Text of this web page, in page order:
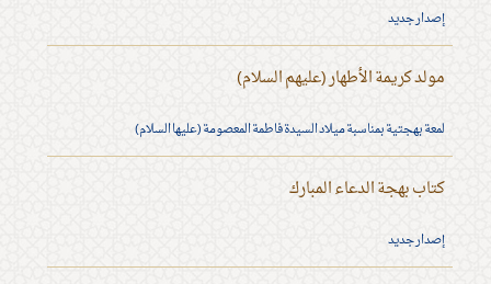
إصدار جديد
مولد كريمة الأطهار (عليهم السلام)
لمعة بهجتية بمناسبة ميلاد السيدة فاطمة المعصومة (عليها السلام)
كتاب بهجة الدعاء المبارك
إصدار جديد